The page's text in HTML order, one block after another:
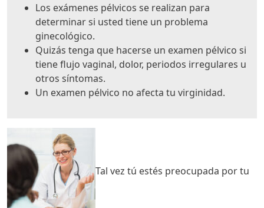
Los exámenes pélvicos se realizan para
determinar si usted tiene un problema
ginecológico.
Quizás tenga que hacerse un examen pélvico si
tiene flujo vaginal, dolor, periodos irregulares u
otros síntomas.
Un examen pélvico no afecta tu virginidad.
Tal vez tú estés preocupada por tu